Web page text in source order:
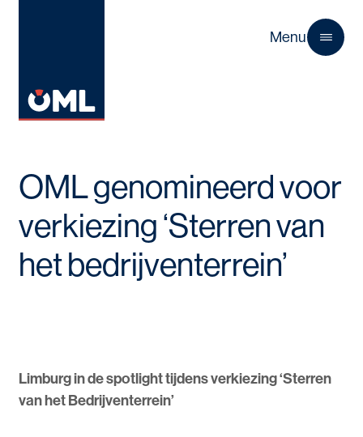
Menu
OML genomineerd voor
verkiezing ‘Sterren van
het bedrijventerrein’
Limburg in de spotlight tijdens verkiezing ‘Sterren
van het Bedrijventerrein’